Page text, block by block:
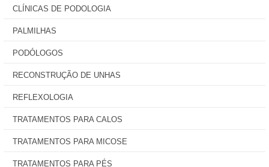
CLÍNICAS DE PODOLOGIA
PALMILHAS
PODÓLOGOS
RECONSTRUÇÃO DE UNHAS
REFLEXOLOGIA
TRATAMENTOS PARA CALOS
TRATAMENTOS PARA MICOSE
TRATAMENTOS PARA PÉS